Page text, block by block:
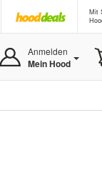
Mit
Anmelden
Mein Hood